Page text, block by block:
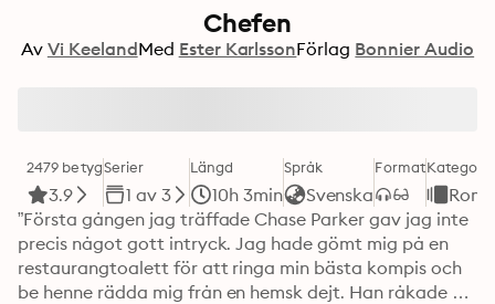
Chefen
Av Vi KeelandMed Ester KarlssonFörlag Bonnier Audio
2479 betyg
3.9
Serier
1 av 3
Längd
10h 3min
Språk
Svenska
FormatKategori
”Första gången jag träffade Chase Parker gav jag inte
precis något gott intryck. Jag hade gömt mig på en
restaurangtoalett för att ringa min bästa kompis och
be henne rädda mig från en hemsk dejt. Han råkade